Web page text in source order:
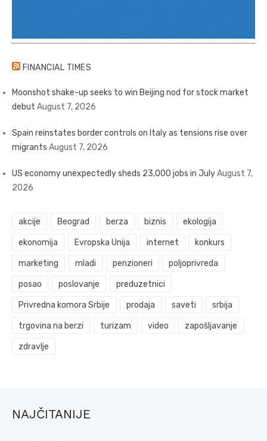
FINANCIAL TIMES
Moonshot shake-up seeks to win Beijing nod for stock market
debut August 7, 2026
Spain reinstates border controls on Italy as tensions rise over
migrants August 7, 2026
US economy unexpectedly sheds 23,000 jobs in JulyAugust 7,
2026
akcije Beograd berza biznis ekologija
ekonomija Evropska Unija internet konkurs
marketing mladi penzioneri poljoprivreda
posao poslovanje preduzetnici
Privredna komora Srbije prodaja saveti srbija
trgovina na berzi turizam video zapošljavanje
zdravlje
NAJČITANIJE